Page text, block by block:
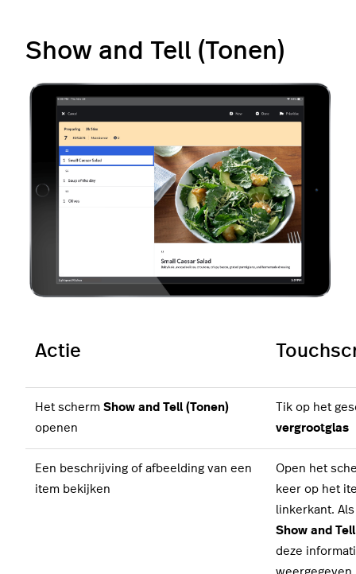
Show and Tell (Tonen)
Actie
Het scherm Show and Tell (Tonen)
openen
Tik op het
vergrootglas
Een beschrijving of afbeelding van een
item bekijken
Open het
keer op het
linkerkant.
Show and
deze